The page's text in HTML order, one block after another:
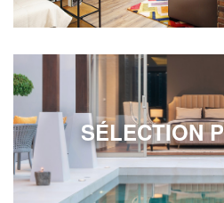
SÉLECTION